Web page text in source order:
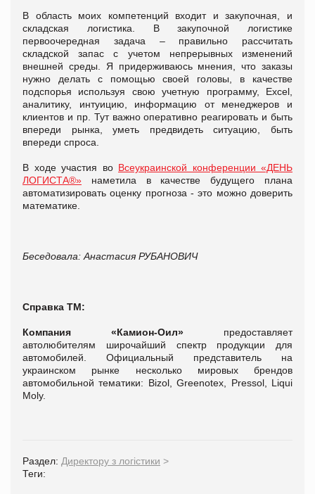
В область моих компетенций входит и закупочная, и
складская логистика. В закупочной логистике
первоочередная задача – правильно рассчитать
складской запас с учетом непрерывных изменений
внешней среды. Я придерживаюсь мнения, что заказы
нужно делать с помощью своей головы, в качестве
подспорья используя свою учетную программу, Excel,
аналитику, интуицию, информацию от менеджеров и
клиентов и пр. Тут важно оперативно реагировать и быть
впереди рынка, уметь предвидеть ситуацию, быть
впереди спроса.
В ходе участия во Всеукраинской конференции «ДЕНЬ
ЛОГИСТА®» наметила в качестве будущего плана
автоматизировать оценку прогноза - это можно доверить
математике.
Беседовала: Анастасия РУБАНОВИЧ
Справка ТМ:
Компания «Камион-Оил» предоставляет
автолюбителям широчайший спектр продукции для
автомобилей. Официальный представитель на
украинском рынке несколько мировых брендов
автомобильной тематики: Bizol, Greenotex, Pressol, Liqui
Moly.
Раздел: Директору з логістики >
Теги: